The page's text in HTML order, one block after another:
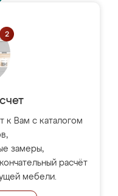
к Вам с каталогом
замеры,
расчёт
мебели.